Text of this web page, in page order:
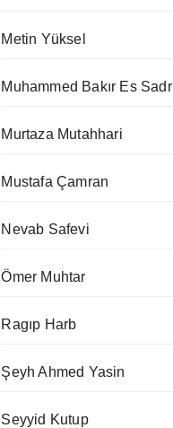
Metin Yüksel
Muhammed Bakır Es Sadr
Murtaza Mutahhari
Mustafa Çamran
Nevab Safevi
Ömer Muhtar
Ragıp Harb
Şeyh Ahmed Yasin
Seyyid Kutup